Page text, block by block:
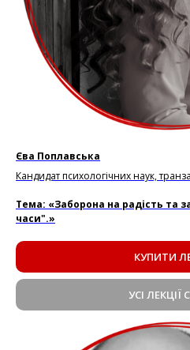
Єва Поплавська
Кандидат психологічних наук,
Тема: «Заборона на радість та
часи".»
КУПИТИ
УСІ ЛЕКЦІЇ